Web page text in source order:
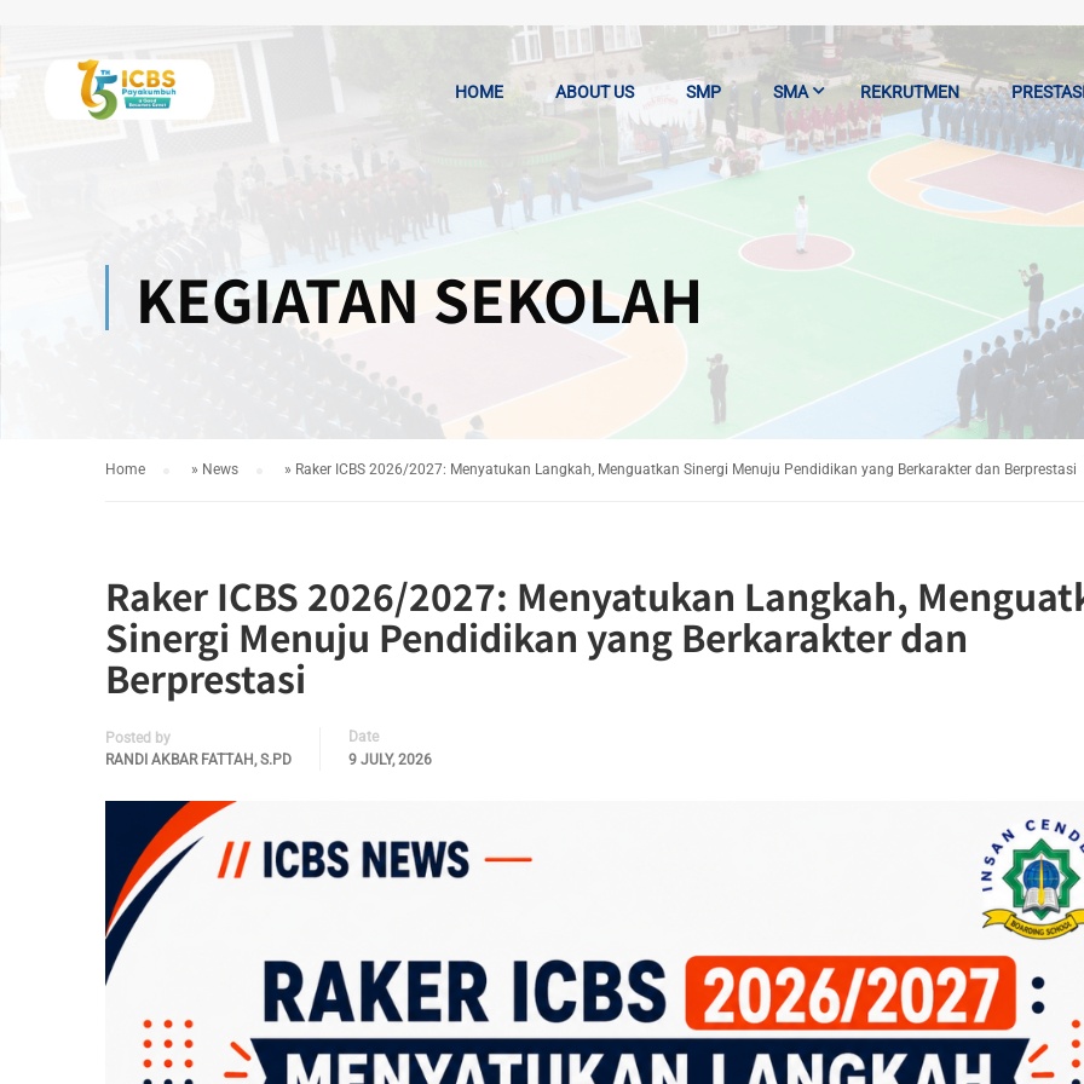
HOME ABOUT US SMP SMA REKRUTMEN
KEGIATAN SEKOLAH
Home » News » Raker ICBS 2026/2027: Menyatukan Langkah, Menguatkan Sinergi Menuju Pendidikan yang Berkarakter dan Berprestasi
Raker ICBS 2026/2027: Menyatukan Langkah,
Sinergi Menuju Pendidikan yang Berkarakter dan
Berprestasi
Posted by
RANDI AKBAR FATTAH, S.PD
Date
9 JULY, 2026